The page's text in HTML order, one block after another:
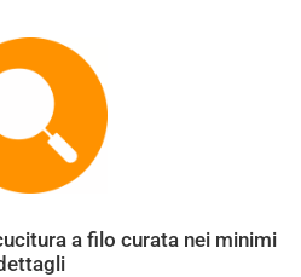
a filo curata nei minimi